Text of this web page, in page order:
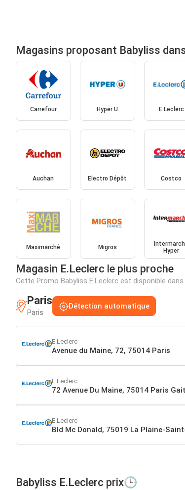
Magasins proposant Babyliss
Carrefour Hyper U E.Leclerc
Auchan Electro Dépôt Costco
Maximarché Migros
Hyper
Magasin E.Leclerc le plus proche
Cette Promo Babyliss E.Leclerc est disponible
Paris
Paris
Détection automatique
E.Leclerc
Avenue du Maine, 72, 75014 Paris
E.Leclerc
72 Avenue Du Maine, 75014 Paris
E.Leclerc
Bld Mc Donald, 75019 La Plaine-
Babyliss E.Leclerc prix🕒